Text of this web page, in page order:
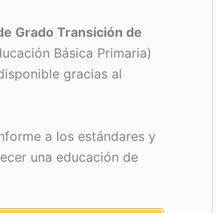
Grado Transición de
Básica Primaria)
gracias al
a los estándares y
una educación de